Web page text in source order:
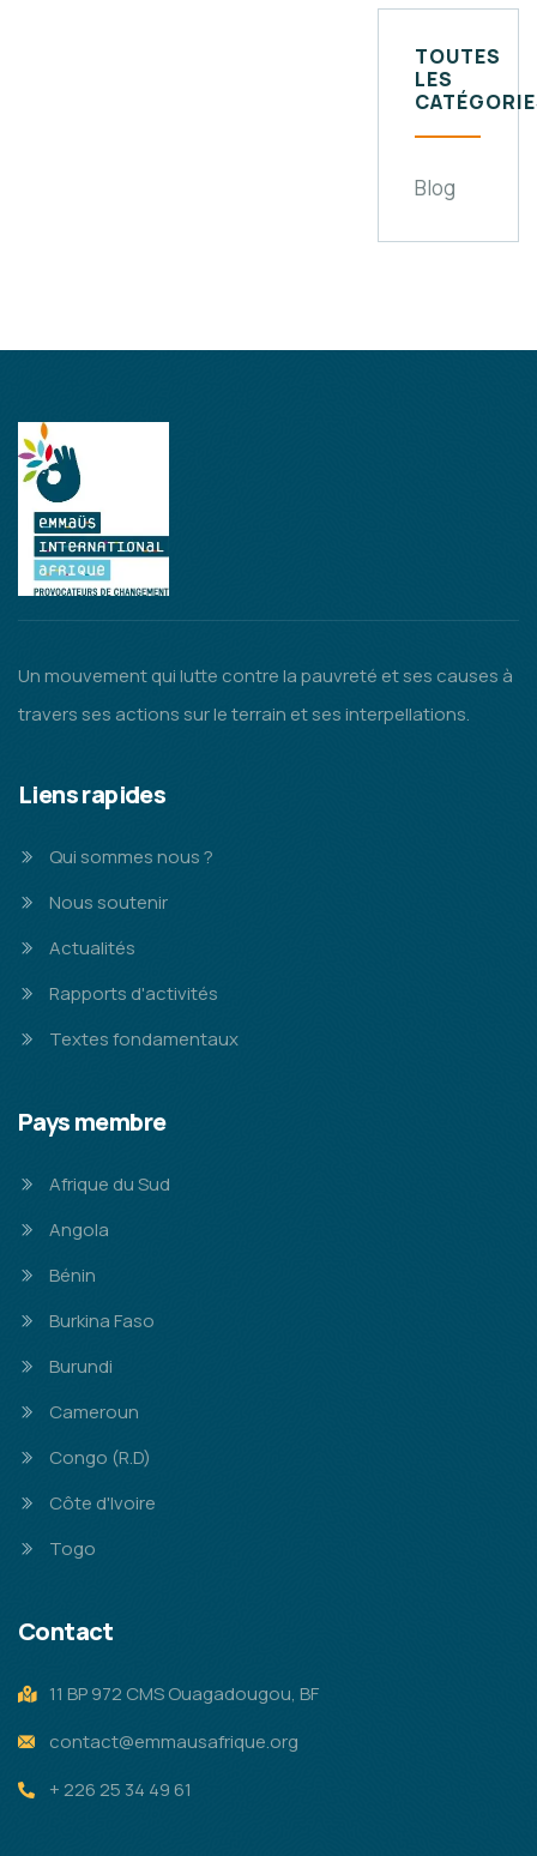
TOUTES
LES
Blog
Un mouvement qui lutte contre la pauvreté et ses causes à
travers ses actions sur le terrain et ses interpellations.
Liens rapides
Qui sommes nous ?
Nous soutenir
Actualités
Rapports d'activités
Textes fondamentaux
Pays membre
Afrique du Sud
Angola
Bénin
Burkina Faso
Burundi
Cameroun
Congo (R.D)
Côte d'Ivoire
Togo
Contact
11 BP 972 CMS Ouagadougou, BF
contact@emmausafrique.org
+ 226 25 34 49 61